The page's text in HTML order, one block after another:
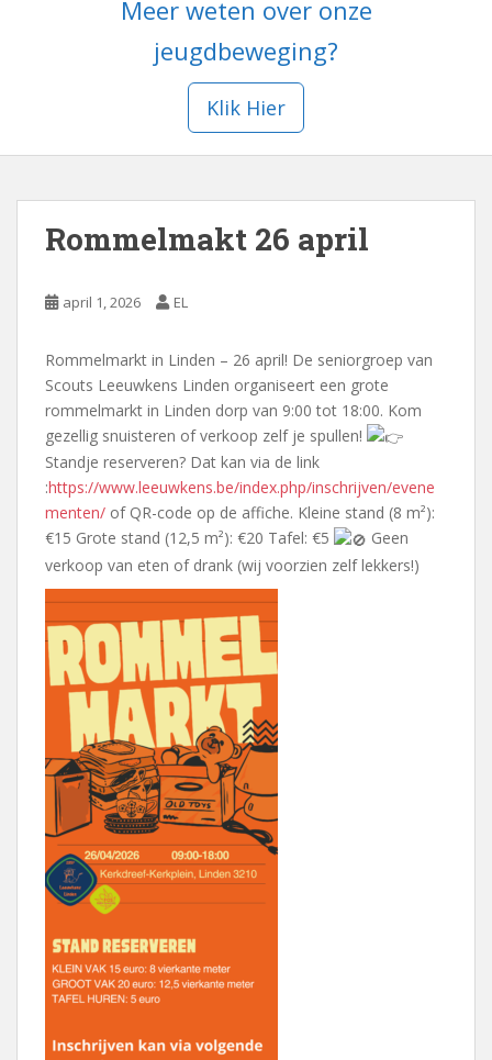
Meer weten over onze
jeugdbeweging?
Klik Hier
Rommelmakt 26 april
april 1, 2026 EL
Rommelmarkt in Linden – 26 april! De seniorgroep van
Scouts Leeuwkens Linden organiseert een grote
rommelmarkt in Linden dorp van 9:00 tot 18:00. Kom
gezellig snuisteren of verkoop zelf je spullen!
Standje reserveren? Dat kan via de link
:https://www.leeuwkens.be/index.php/inschrijven/evene
menten/ of QR-code op de affiche. Kleine stand (8 m²):
€15 Grote stand (12,5 m²): €20 Tafel: €5
Geen
verkoop van eten of drank (wij voorzien zelf lekkers!)